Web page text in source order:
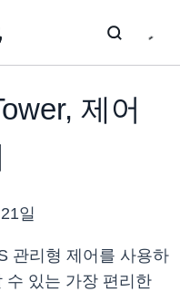
제어
일
관리형 제어를 사용하
수 있는 가장 편리한